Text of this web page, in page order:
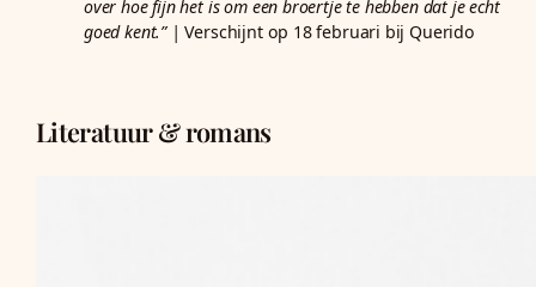
over hoe fijn het is om een broertje te hebben dat je echt
goed kent.” |Verschijnt op 18 februari bij Querido
Literatuur & romans